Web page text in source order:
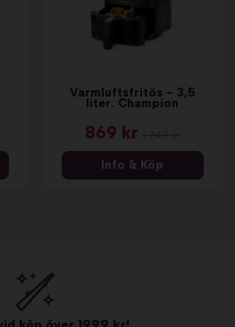
Varmluftsfritös - 3,5
liter. Champion
869 kr
Info & Köp